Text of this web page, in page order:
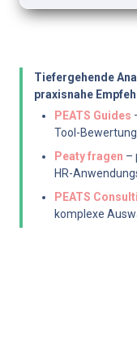
Tiefergehende
praxisnahe
PEATS Guides
Tool-
Peaty fragen –
HR-
PEATS
komplexe